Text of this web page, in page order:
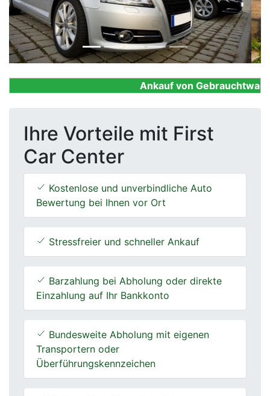
Ankauf von
Ihre Vorteile mit First
Car Center
Kostenlose und unverbindliche Auto
Bewertung bei Ihnen vor Ort
Stressfreier und schneller Ankauf
Barzahlung bei Abholung oder direkte
Einzahlung auf Ihr Bankkonto
Bundesweite Abholung mit eigenen
Transportern oder
Überführungskennzeichen